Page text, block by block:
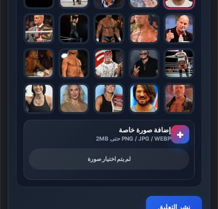
+ إضافة صورة خاصة
PNG / JPG / WEBP حتى 2MB
لم يتم اختيار صورة